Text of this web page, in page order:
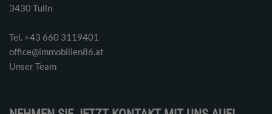
3430 Tulln
Tel. ‭+43 660 3119401‬
office@immobilien86.at
Unser Team